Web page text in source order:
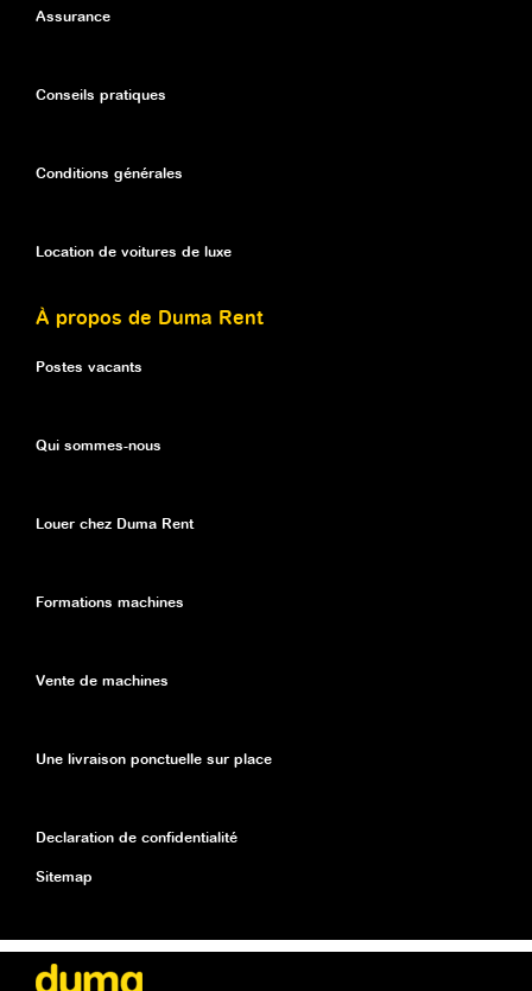
Assurance
Conseils pratiques
Conditions générales
Location de voitures de luxe
À propos de Duma Rent
Postes vacants
Qui sommes-nous
Louer chez Duma Rent
Formations machines
Vente de machines
Une livraison ponctuelle sur place
Declaration de confidentialité
Sitemap